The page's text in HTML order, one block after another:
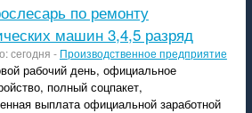
машин 3,4,5 разряд
сегодня - Производственное предприятие
рабочий день, официальное
полный соцпакет,
выплата официальной заработной